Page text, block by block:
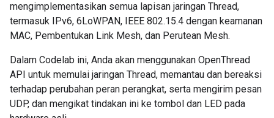
mengimplementasikan semua lapisan jaringan Thread,
termasuk IPv6, 6LoWPAN, IEEE 802.15.4 dengan keamanan
MAC, Pembentukan Link Mesh, dan Perutean Mesh.
Dalam Codelab ini, Anda akan menggunakan OpenThread
API untuk memulai jaringan Thread, memantau dan bereaksi
terhadap perubahan peran perangkat, serta mengirim pesan
UDP, dan mengikat tindakan ini ke tombol dan LED pada